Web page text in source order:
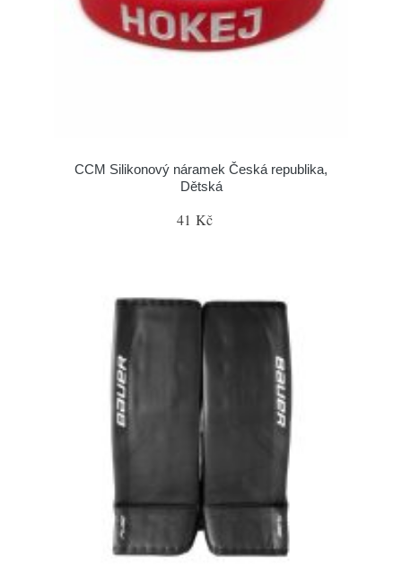
CCM Silikonový náramek Česká republika,
Dětská
41 Kč